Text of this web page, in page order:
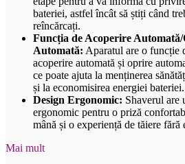
bateriei, astfel încât să știți când
reîncărcați.
Funcția de Acoperire
Automată: Aparatul are o funcție
acoperire automată și oprire
ce poate ajuta la menținerea
și la economisirea energiei bateriei.
Design Ergonomic: Shaverul are
ergonomic pentru o priză
mână și o experiență de tăiere fără
Mai mult